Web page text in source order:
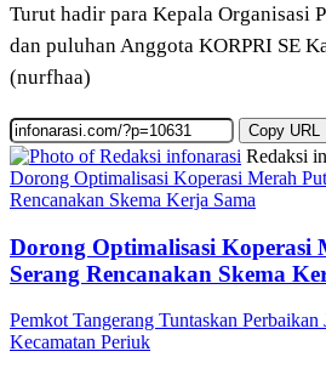
Turut hadir para Kepala Organisasi
dan puluhan Anggota KORPRI SE
(nurfhaa)
Copy URL
Redaksi
Dorong Optimalisasi Koperasi Merah
Rencanakan Skema Kerja Sama
Dorong Optimalisasi Koperasi
Serang Rencanakan Skema
Pemkot Tangerang Tuntaskan
Kecamatan Periuk